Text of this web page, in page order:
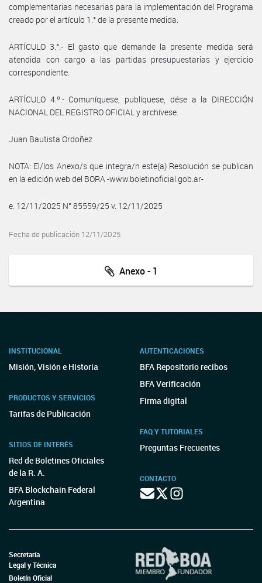
complementarias necesarias para la implementación del Programa
creado por el artículo 1.° de la presente medida.
ARTÍCULO 3.°.- El gasto que demande la presente medida será
atendida con cargo a las partidas presupuestarias y ejercicio
correspondiente.
ARTÍCULO 4.º.- Comuníquese, publíquese, dése a la DIRECCIÓN
NACIONAL DEL REGISTRO OFICIAL y archívese.
Juan Bautista Ordoñez
NOTA: El/los Anexo/s que integra/n este(a) Resolución se publican
en la edición web del BORA -www.boletinoficial.gob.ar-
e. 12/11/2025 N° 85559/25 v. 12/11/2025
Fecha de publicación 12/11/2025
Anexo - 1
INSTITUCIONAL
Misión, Visión e Historia
PRODUCTOS Y SERVICIOS
Tarifas de Publicación
SITIOS DE INTERÉS
Red de Boletines Oficiales
de la R. A.
BFA Blockchain Federal
Argentina
AUTENTICACIONES
BFA Repositorio recibos
BFA Verificación
Firma digital
FAQ Y TUTORIALES
Preguntas Frecuentes
CONTACTO
Secretaría
Legal y Técnica
Boletín Oficial